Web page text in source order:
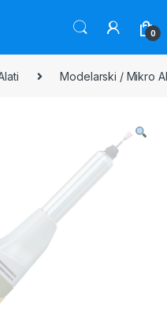
0
Modelarski / Mikro